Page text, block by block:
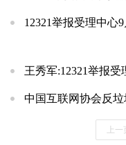
12321举报受理中心
中国互联网协会反
上一